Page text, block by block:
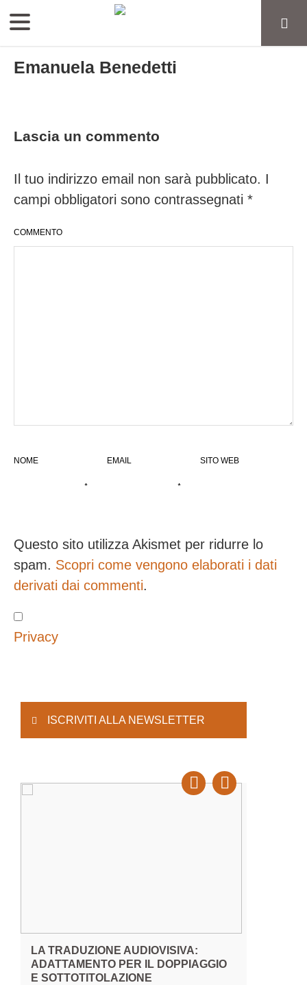
Emanuela Benedetti
Lascia un commento
Il tuo indirizzo email non sarà pubblicato. I
campi obbligatori sono contrassegnati *
COMMENTO
NOME
*
EMAIL
*
SITO WEB
Questo sito utilizza Akismet per ridurre lo
spam. Scopri come vengono elaborati i dati
derivati dai commenti.
Privacy
ISCRIVITI ALLA NEWSLETTER
LA TRADUZIONE AUDIOVISIVA:
ADATTAMENTO PER IL DOPPIAGGIO
E SOTTOTITOLAZIONE